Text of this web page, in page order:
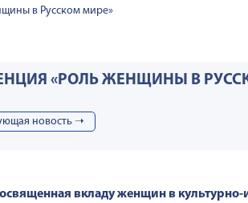
в Русском мире»
«РОЛЬ ЖЕНЩИНЫ В
новость ➝
вкладу женщин в